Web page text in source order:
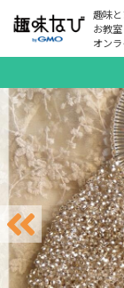
趣味
お教
オン